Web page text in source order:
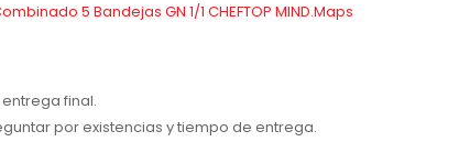
5 Bandejas GN 1/1 CHEFTOP MIND.Maps
final.
por existencias y tiempo de entrega.